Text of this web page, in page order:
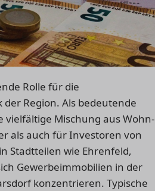
Rolle für die
Region. Als bedeutende
vielfältige Mischung aus Wohn-
als auch für Investoren von
Stadtteilen wie Ehrenfeld,
Gewerbeimmobilien in der
konzentrieren. Typische